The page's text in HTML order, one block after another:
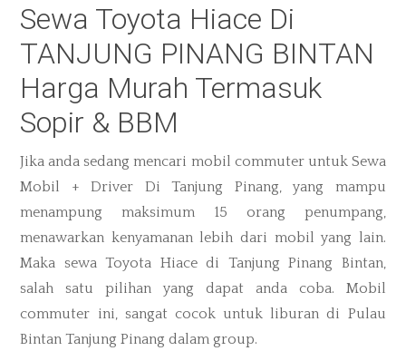
Sewa Toyota Hiace Di
TANJUNG PINANG BINTAN
Harga Murah Termasuk
Sopir & BBM
Jika anda sedang mencari mobil commuter untuk Sewa
Mobil + Driver Di Tanjung Pinang, yang mampu
menampung maksimum 15 orang penumpang,
menawarkan kenyamanan lebih dari mobil yang lain.
Maka sewa Toyota Hiace di Tanjung Pinang Bintan,
salah satu pilihan yang dapat anda coba. Mobil
commuter ini, sangat cocok untuk liburan di Pulau
Bintan Tanjung Pinang dalam group.